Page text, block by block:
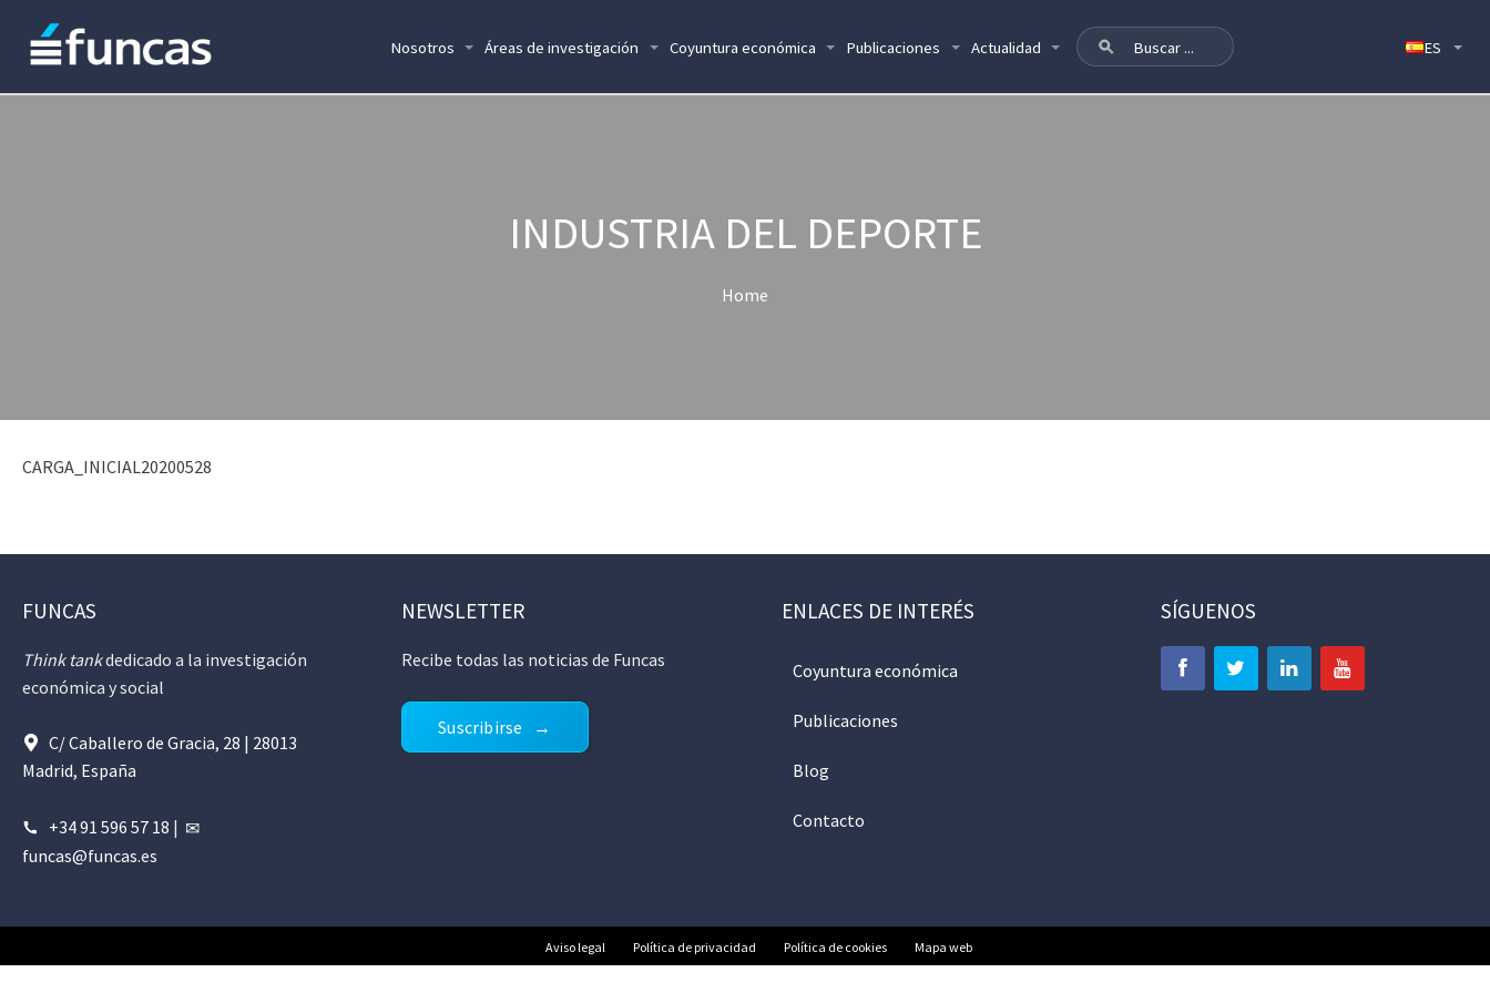
Nosotros Áreas de investigación Coyuntura económica Publicaciones Actualidad
INDUSTRIA DEL DEPORTE
Home
CARGA_INICIAL20200528
FUNCAS
Think tankdedicado a la investigación
económica y social
C/ Caballero de Gracia, 28 | 28013
Madrid, España
+34 91 596 57 18 |
funcas@funcas.es
NEWSLETTER
Recibe todas las noticias de Funcas
Suscribirse
ENLACES DE INTERÉS
Coyuntura económica
Publicaciones
Blog
Contacto
SÍGUENOS
Aviso legal Política de privacidad Política de cookies Mapa web